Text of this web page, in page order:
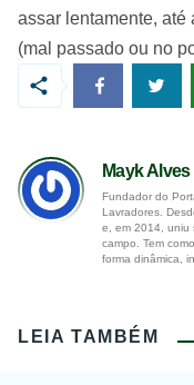
assar lentamente,
(mal passado ou no
Mayk Alves
Fundador do
Lavradores.
e, em 2014, uniu
campo. Tem
forma dinâmica,
LEIA TAMBÉM